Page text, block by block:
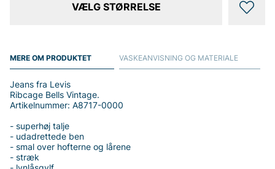
VÆLG STØRRELSE
MERE OM PRODUKTET
Jeans fra Levis
Ribcage Bells Vintage.
Artikelnummer: A8717-0000
- superhøj talje
- udadrettede ben
- smal over hofterne og lårene
- stræk
VASKEANVISNING OG MATERIALE